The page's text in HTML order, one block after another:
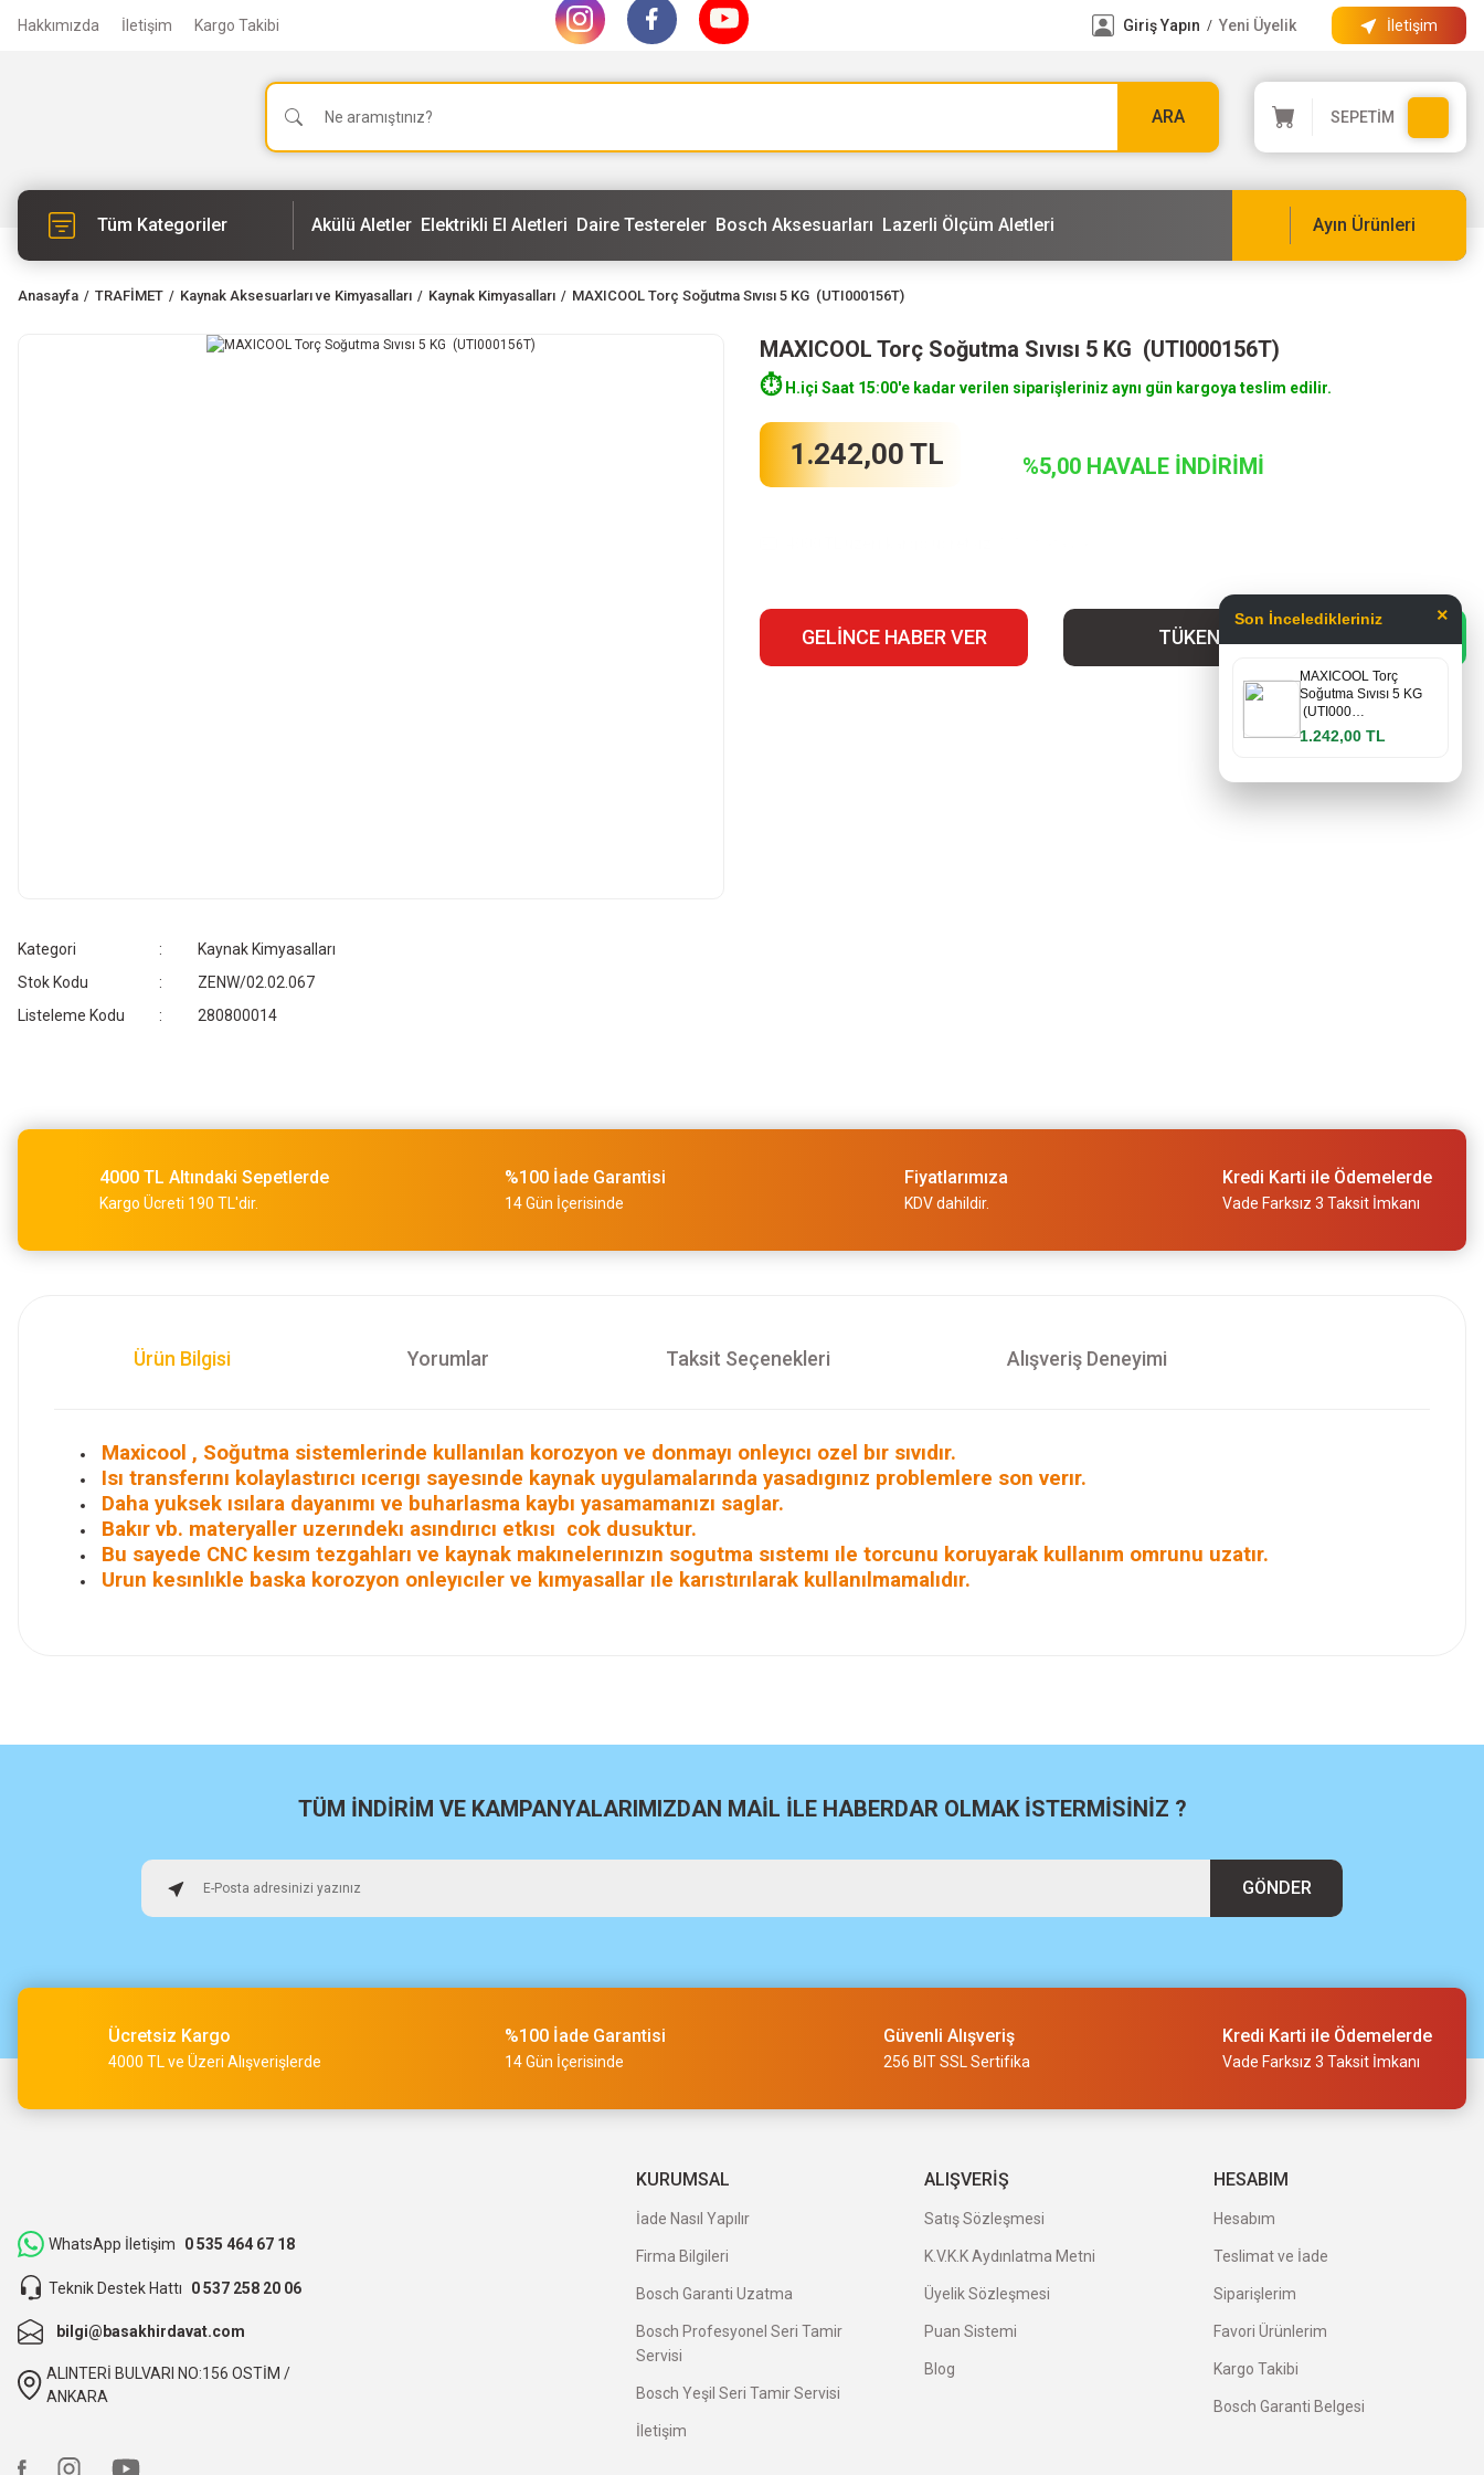
Hakkımızda İletişim Kargo Takibi Giriş Yapın / Yeni Üyelik İletişim
ARA SEPETİM
Tüm Kategoriler Akülü Aletler Elektrikli El Aletleri Daire Testereler Bosch Aksesuarları Lazerli Ölçüm Aletleri Ayın Ürünleri
Anasayfa TRAFİMET Kaynak Aksesuarları ve Kimyasalları Kaynak Kimyasalları MAXICOOL Torç Soğutma Sıvısı 5 KG (UTI000156T)
Kategori
Kaynak Kimyasalları
Stok Kodu
ZENW/02.02.067
Listeleme Kodu
280800014
MAXICOOL Torç Soğutma Sıvısı 5 KG (UTI000156T)
⏱️H.içi Saat 15:00'e kadar verilen siparişleriniz aynı gün kargoya teslim edilir.
1.242,00 TL %5,00 HAVALE İNDİRİMİ
GELINCE HABER VER TÜKENDİ
4000 TL Altındaki Sepetlerde
Kargo Ücreti 190 TL'dir.
%100 İade Garantisi
14 Gün İçerisinde
Fiyatlarımıza
KDV dahildir.
Kredi Karti ile Ödemelerde
Vade Farksız 3 Taksit İmkanı
Ürün Bilgisi Yorumlar Taksit Seçenekleri Alışveriş Deneyimi
Maxicool , Soğutma sistemlerinde kullanılan korozyon ve donmayı onleyıcı ozel bır sıvıdır.
Isı transferını kolaylastırıcı ıcerıgı sayesınde kaynak uygulamalarında yasadıgınız problemlere son verır.
Daha yuksek ısılara dayanımı ve buharlasma kaybı yasamamanızı saglar.
Bakır vb. materyaller uzerındekı asındırıcı etkısı cok dusuktur.
Bu sayede CNC kesım tezgahları ve kaynak makınelerınızın sogutma sıstemı ıle torcunu koruyarak kullanım omrunu uzatır.
Urun kesınlıkle baska korozyon onleyıcıler ve kımyasallar ıle karıstırılarak kullanılmamalıdır.
Osman Alper | 15/05/2026
Müşteri iletişimi kusursuz birde ürün siparişini veriyoruz teslimi 24 saat sürmüyor
ilgili satıcı,güzel paketleme,hızlı kargolama. sıkıntısız bir alışveriş oldu.
O... B... | 07/03/2026
bunca zaman kendimize eziyet etmişiz aslında.
TÜM İNDİRİM VE KAMPANYALARIMIZDAN MAİL İLE HABERDAR OLMAK İSTERMİSİNİZ ?
GÖNDER
Ücretsiz Kargo
4000 TL ve Üzeri Alışverişlerde
%100 İade Garantisi
14 Gün İçerisinde
Güvenli Alışveriş
256 BIT SSL Sertifika
Kredi Karti ile Ödemelerde
Vade Farksız 3 Taksit İmkanı
WhatsApp İletişim 0 535 464 67 18
Teknik Destek Hattı 0 537 258 20 06
bilgi@basakhirdavat.com
ALINTERİ BULVARI NO:156 OSTİM /
ANKARA
KURUMSAL
İade Nasıl Yapılır
Firma Bilgileri
Bosch Garanti Uzatma
Bosch Profesyonel Seri Tamir
Servisi
Bosch Yeşil Seri Tamir Servisi
İletişim
ALIŞVERİŞ
Satış Sözleşmesi
K.V.K.K Aydınlatma Metni
Üyelik Sözleşmesi
Puan Sistemi
Blog
HESABIM
Hesabım
Teslimat ve İade
Siparişlerim
Favori Ürünlerim
Kargo Takibi
Bosch Garanti Belgesi
Son İnceledikleriniz ×
MAXICOOL Torç
Soğutma Sıvısı 5 KG
(UTI000…
1.242,00 TL